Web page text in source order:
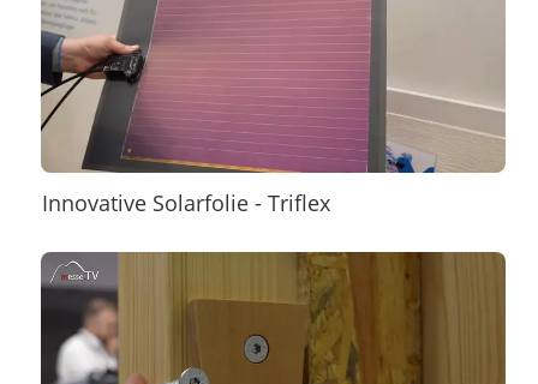
Innovative Solarfolie - Triflex